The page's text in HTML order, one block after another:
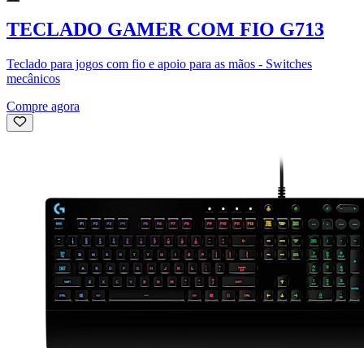
TECLADO GAMER COM FIO G713
Teclado para jogos com fio e apoio para as mãos - Switches
mecânicos
Compre agora